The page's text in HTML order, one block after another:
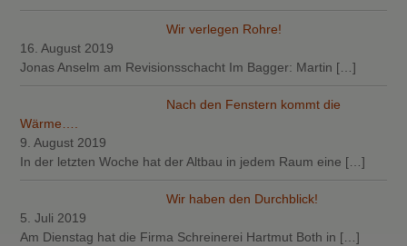
Wir verlegen Rohre!
16. August 2019
Jonas Anselm am Revisionsschacht Im Bagger: Martin […]
Nach den Fenstern kommt die
Wärme….
9. August 2019
In der letzten Woche hat der Altbau in jedem Raum eine […]
Wir haben den Durchblick!
5. Juli 2019
Am Dienstag hat die Firma Schreinerei Hartmut Both in […]